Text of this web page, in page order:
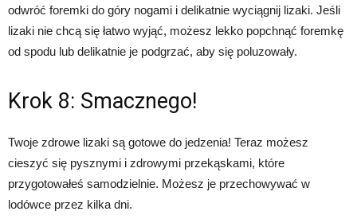
odwróć foremki do góry nogami i delikatnie wyciągnij lizaki. Jeśli
lizaki nie chcą się łatwo wyjąć, możesz lekko popchnąć foremkę
od spodu lub delikatnie je podgrzać, aby się poluzowały.
Krok 8: Smacznego!
Twoje zdrowe lizaki są gotowe do jedzenia! Teraz możesz
cieszyć się pysznymi i zdrowymi przekąskami, które
przygotowałeś samodzielnie. Możesz je przechowywać w
lodówce przez kilka dni.